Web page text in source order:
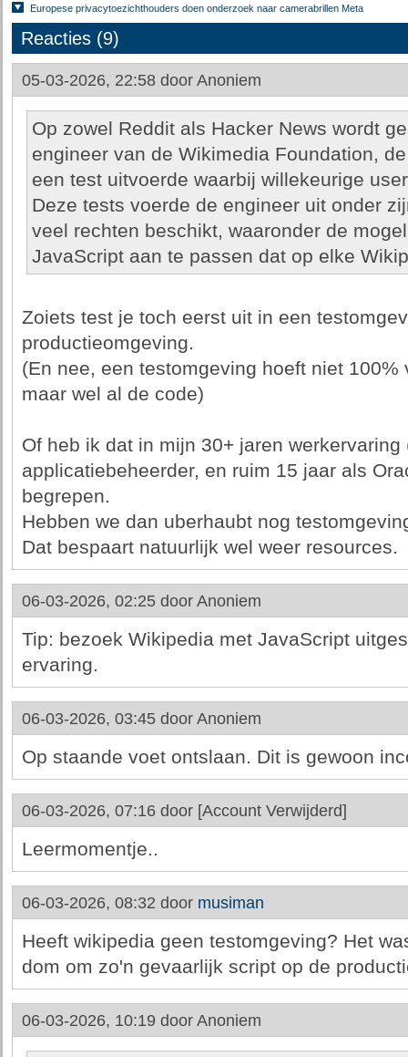
Europese privacytoezichthouders doen onderzoek naar camerabrillen Meta
Reacties (9)
05-03-2026, 22:58 door Anoniem
Op zowel Reddit als Hacker News wordt
engineer van de Wikimedia Foundation,
een test uitvoerde waarbij willekeurige
Deze tests voerde de engineer uit onder
veel rechten beschikt, waaronder de
JavaScript aan te passen dat op elke
Zoiets test je toch eerst uit in een
productieomgeving.
(En nee, een testomgeving hoeft niet
maar wel al de code)
Of heb ik dat in mijn 30+ jaren
applicatiebeheerder, en ruim 15 jaar als
begrepen.
Hebben we dan uberhaubt nog
Dat bespaart natuurlijk wel weer resources.
06-03-2026, 02:25 door Anoniem
Tip: bezoek Wikipedia met JavaScript
ervaring.
06-03-2026, 03:45 door Anoniem
Op staande voet ontslaan. Dit is gewoon
06-03-2026, 07:16 door [Account Verwijderd]
Leermomentje..
06-03-2026, 08:32 door musiman
Heeft wikipedia geen testomgeving? Het
dom om zo'n gevaarlijk script op de
06-03-2026, 10:19 door Anoniem